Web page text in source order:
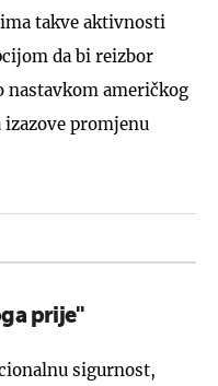
takve aktivnosti
da bi reizbor
nastavkom američkog
promjenu
prije''
sigurnost,